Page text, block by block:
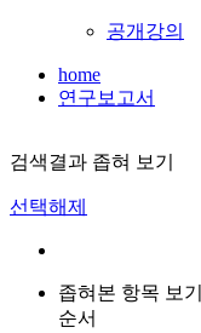
공개강의
home
연구보고서
검색결과 좁혀 보기
선택해제
좁혀본 항목 보기
순서